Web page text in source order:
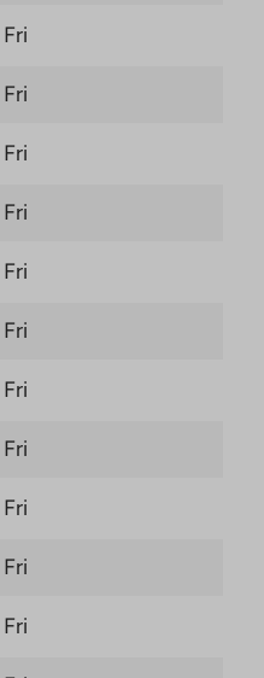
Fri
Fri
Fri
Fri
Fri
Fri
Fri
Fri
Fri
Fri
Fri